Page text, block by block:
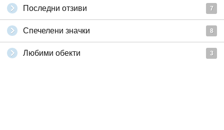
Последни отзиви 7
Спечелени значки 8
Любими обекти 3